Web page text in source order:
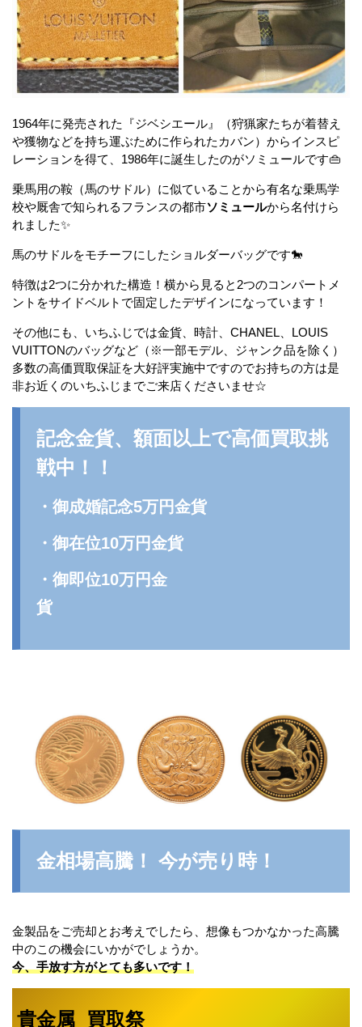
1964年に発売された『ジベシエール』（狩猟家たちが着替え
や獲物などを持ち運ぶために作られたカバン）からインスピ
レーションを得て、1986年に誕生したのがソミュールです👜
乗馬用の鞍（馬のサドル）に似ていることから有名な乗馬学
校や厩舎で知られるフランスの都市ソミュールから名付けら
れました✨
馬のサドルをモチーフにしたショルダーバッグです🐎
特徴は2つに分かれた構造！横から見ると2つのコンパートメ
ントをサイドベルトで固定したデザインになっています！
その他にも、いちふじでは金貨、時計、CHANEL、LOUIS
VUITTONのバッグなど（※一部モデル、ジャンク品を除く）
多数の高価買取保証を大好評実施中ですのでお持ちの方は是
非お近くのいちふじまでご来店くださいませ☆
記念金貨、額面以上で高価買取挑
戦中！！
・御成婚記念5万円金貨
・御在位10万円金貨
・御即位10万円金
貨
金相場高騰！ 今が売り時！
金製品をご売却とお考えでしたら、想像もつかなかった高騰
中のこの機会にいかがでしょうか。
今、手放す方がとても多いです！
貴金属 買取祭